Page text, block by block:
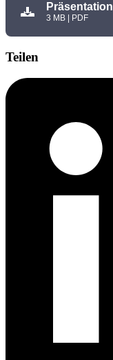
Präsentation
3 MB | PDF
Teilen